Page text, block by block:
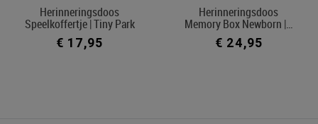
Herinneringsdoos
Speelkoffertje | Tiny Park
€ 17,95
Herinneringsdoos
Memory Box Newborn |…
€ 24,95